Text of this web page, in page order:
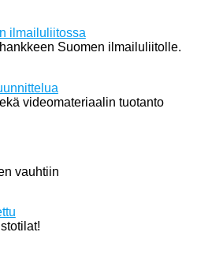
ilmailuliitossa
Suomen ilmailuliitolle.
videomateriaalin tuotanto
vauhtiin